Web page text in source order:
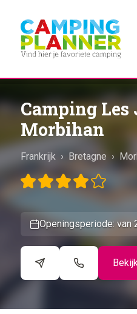
Camping
Morbihan
Frankrijk › Bretagne ›
Openingsperiode: van
+